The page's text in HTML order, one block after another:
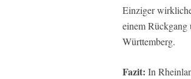
Einziger
einem Rückgang
Württemberg.
Fazit: In